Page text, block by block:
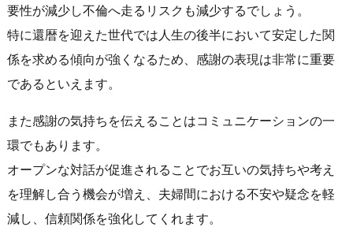
要性が減少し不倫へ走るリスクも減少するでしょう。
特に還暦を迎えた世代では人生の後半において安定した関
係を求める傾向が強くなるため、感謝の表現は非常に重要
であるといえます。
また感謝の気持ちを伝えることはコミュニケーションの一
環でもあります。
オープンな対話が促進されることでお互いの気持ちや考え
を理解し合う機会が増え、夫婦間における不安や疑念を軽
減し、信頼関係を強化してくれます。